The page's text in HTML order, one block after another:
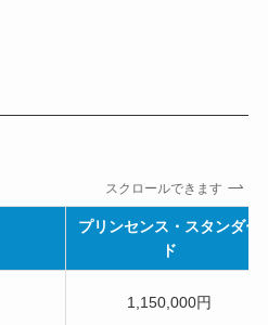
スクロールできます
プリンセンス・スタンダー
ド
1,150,000円